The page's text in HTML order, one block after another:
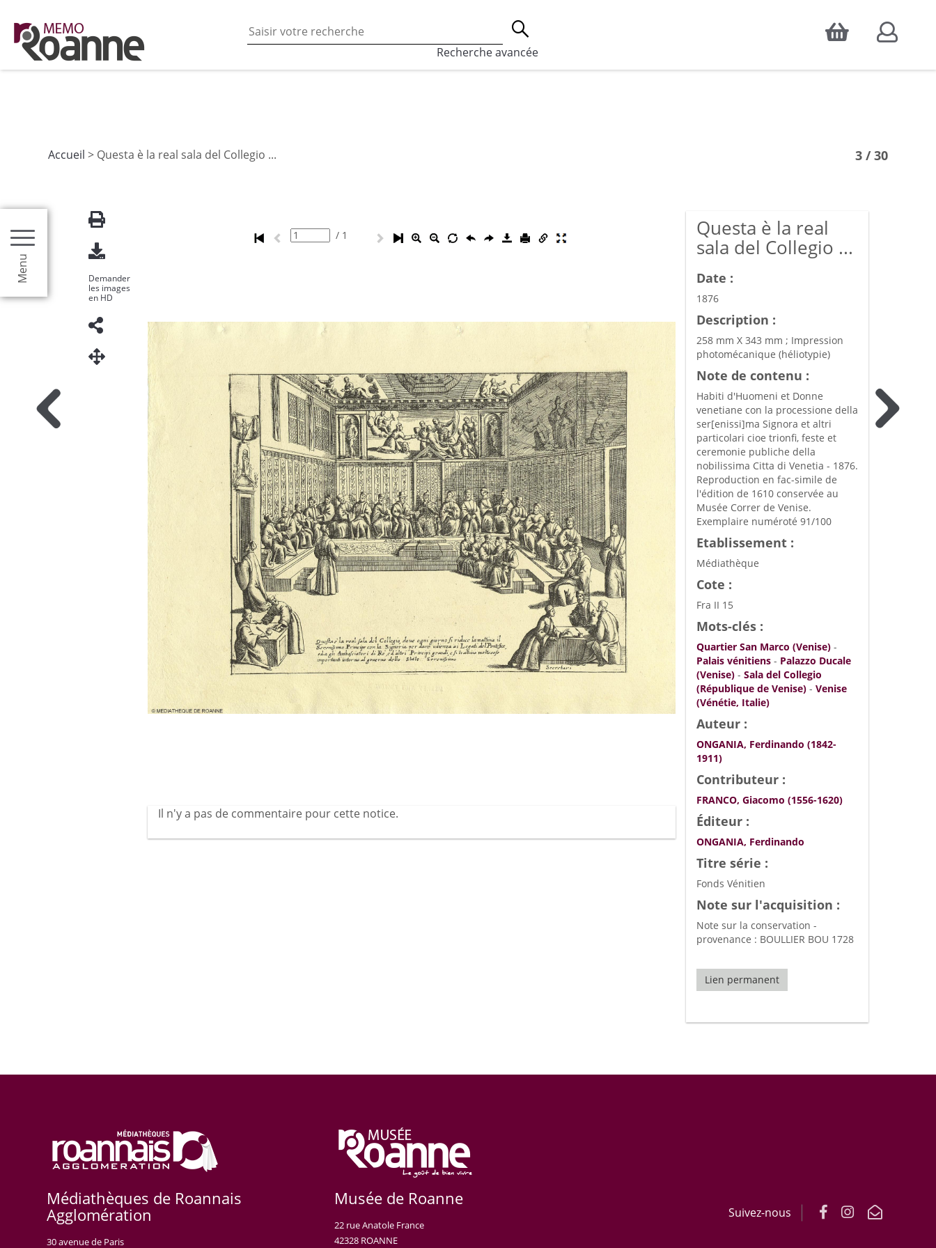
Accepter
En poursuivant votre navigation sur ce site vous acceptez l’utilisation des cookies, qui sont utilisés à des fins de statistiques d'audience, ainsi que pour
les fonctionnalités de partages de contenu sur les réseaux sociaux.
Recherche avancée
Menu
Accueil > Questa è la real sala del Collegio ... 3 / 30
Demander
les images
en HD
/ 1
Il n'y a pas de commentaire pour cette notice.
Questa è la real
sala del Collegio ...
Date :
1876
Description :
258 mm X 343 mm ; Impression
photomécanique (héliotypie)
Note de contenu :
Habiti d'Huomeni et Donne
venetiane con la processione della
ser[enissi]ma Signora et altri
particolari cioe trionfi, feste et
ceremonie publiche della
nobilissima Citta di Venetia - 1876.
Reproduction en fac-simile de
l'édition de 1610 conservée au
Musée Correr de Venise.
Exemplaire numéroté 91/100
Etablissement :
Médiathèque
Cote :
Fra II 15
Mots-clés :
Quartier San Marco (Venise)-
Palais vénitiens- Palazzo Ducale
(Venise)- Sala del Collegio
(République de Venise)- Venise
(Vénétie, Italie)
Auteur :
ONGANIA, Ferdinando (1842-
1911)
Contributeur :
FRANCO, Giacomo (1556-1620)
Éditeur :
ONGANIA, Ferdinando
Titre série :
Fonds Vénitien
Note sur l'acquisition :
Note sur la conservation -
provenance : BOULLIER BOU 1728
Lien permanent
Médiathèques de Roannais
Agglomération
30 avenue de Paris
Musée de Roanne
22 rue Anatole France
42328 ROANNE
Suivez-nous